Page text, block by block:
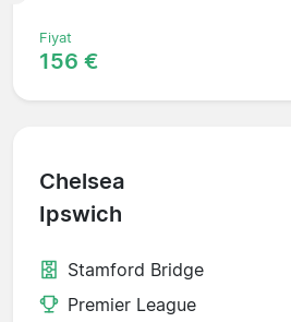
Fiyat
156 €
Chelsea
Ipswich
Stamford Bridge
Premier League